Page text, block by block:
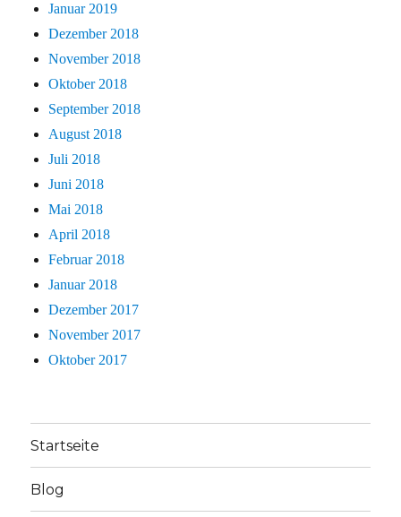
Januar 2019
Dezember 2018
November 2018
Oktober 2018
September 2018
August 2018
Juli 2018
Juni 2018
Mai 2018
April 2018
Februar 2018
Januar 2018
Dezember 2017
November 2017
Oktober 2017
Startseite
Blog